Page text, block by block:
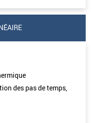
des pas de temps,